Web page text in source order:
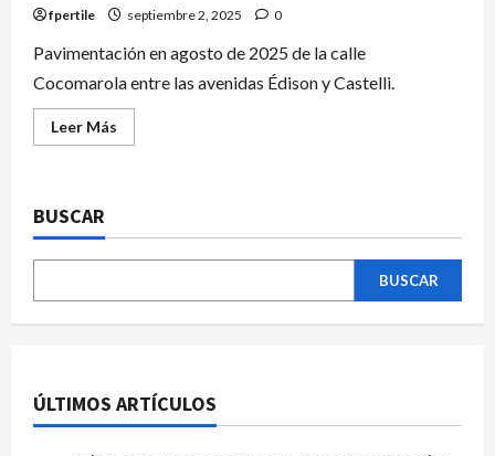
fpertile septiembre 2, 2025 0
Pavimentación en agosto de 2025 de la calle
Cocomarola entre las avenidas Édison y Castelli.
Leer Más
BUSCAR
BUSCAR
ÚLTIMOS ARTÍCULOS